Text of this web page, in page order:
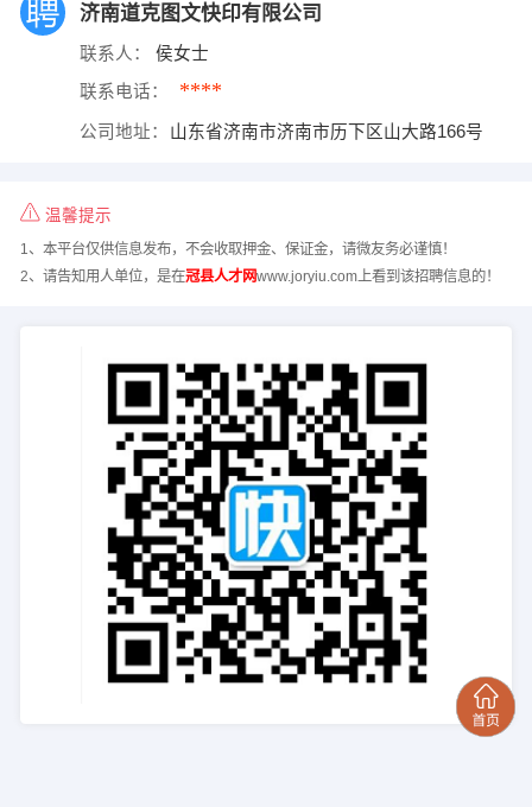
济南道克图文快印有限公司
联系人： 侯女士
联系电话： ****
公司地址： 山东省济南市济南市历下区山大路166号
温馨提示
1、本平台仅供信息发布，不会收取押金、保证金，请微友务必谨慎！
2、请告知用人单位，是在冠县人才网www.joryiu.com上看到该招聘信息的！